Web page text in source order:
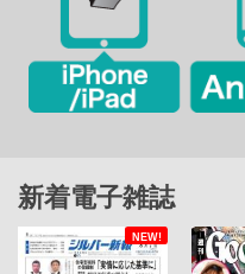
新着電子雑誌
NEW!